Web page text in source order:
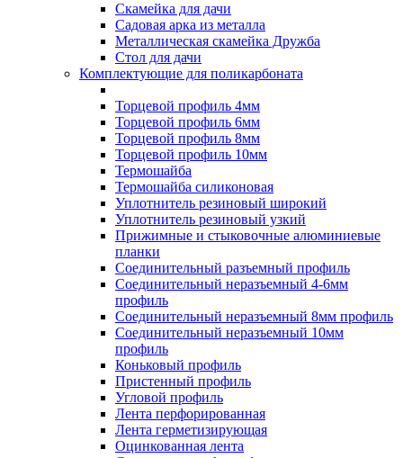
Скамейка для дачи
Садовая арка из металла
Металлическая скамейка Дружба
Стол для дачи
Комплектующие для поликарбоната
Торцевой профиль 4мм
Торцевой профиль 6мм
Торцевой профиль 8мм
Торцевой профиль 10мм
Термошайба
Термошайба силиконовая
Уплотнитель резиновый широкий
Уплотнитель резиновый узкий
Прижимные и стыковочные алюминиевые
планки
Соединительный разъемный профиль
Соединительный неразъемный 4-6мм
профиль
Соединительный неразъемный 8мм профиль
Соединительный неразъемный 10мм
профиль
Коньковый профиль
Пристенный профиль
Угловой профиль
Лента перфорированная
Лента герметизирующая
Оцинкованная лента